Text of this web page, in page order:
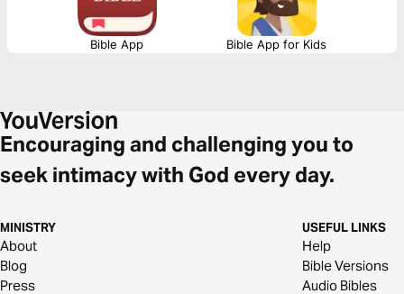
Bible App Bible App for Kids
Encouraging and challenging you to
seek intimacy with God every day.
MINISTRY
About
Blog
Press
USEFUL LINKS
Help
Bible Versions
Audio Bibles